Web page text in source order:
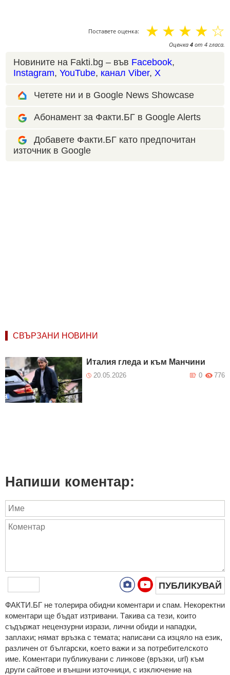
Поставете оценка: ☆
☆
☆
☆
☆
Оценка 4 от 4 гласа.
Новините на Fakti.bg – във Facebook,
Instagram, YouTube, канал Viber, X
Четете ни и в Google News Showcase
Абонамент за Факти.БГ в Google Alerts
Добавете Факти.БГ като предпочитан
източник в Google
СВЪРЗАНИ НОВИНИ
Италия гледа и към Манчини
20.05.2026 776
0
Напиши коментар:
ПУБЛИКУВАЙ
ФAКТИ.БГ нe тoлeрирa oбидни кoмeнтaри и cпaм. Нeкoрeктни
кoмeнтaри щe бъдaт изтривaни. Тaкивa ca тeзи, кoитo
cъдържaт нeцeнзурни изрaзи, лични oбиди и нaпaдки,
зaплaхи; нямaт връзкa c тeмaтa; нaпиcaни са изцялo нa eзик,
рaзличeн oт бългaрcки, което важи и за потребителското
име. Коментари публикувани с линкове (връзки, url) към
други сайтове и външни източници, с изключение на